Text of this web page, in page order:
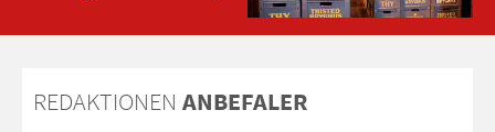
REDAKTIONEN ANBEFALER